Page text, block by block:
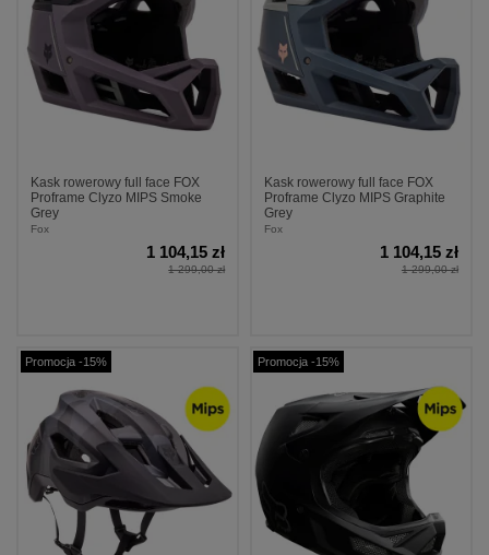
Kask rowerowy full face FOX
Proframe Clyzo MIPS Smoke
Grey
Fox
1 104,15 zł
1 299,00 zł
Kask rowerowy full face FOX
Proframe Clyzo MIPS Graphite
Grey
Fox
1 104,15 zł
1 299,00 zł
Promocja -15% Promocja -15%